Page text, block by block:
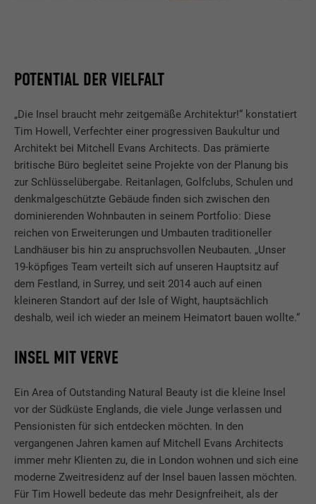
POTENTIAL DER VIELFALT
„Die Insel braucht mehr zeitgemäße Architektur!“ konstatiert
Tim Howell, Verfechter einer progressiven Baukultur und
Architekt bei Mitchell Evans Architects. Das prämierte
britische Büro begleitet seine Projekte von der Planung bis
zur Schlüsselübergabe. Reitanlagen, Golfclubs, Schulen und
denkmalgeschützte Gebäude finden sich zwischen den
dominierenden Wohnbauten in seinem Portfolio: Diese
reichen von Erweiterungen und Umbauten traditioneller
Landhäuser bis hin zu anspruchsvollen Neubauten. „Unser
19-köpfiges Team verteilt sich auf unseren Hauptsitz auf
dem Festland, in Surrey, und seit 2014 auch auf einen
kleineren Standort auf der Isle of Wight, hauptsächlich
deshalb, weil ich wieder an meinem Heimatort bauen wollte.“
INSEL MIT VERVE
Ein Area of Outstanding Natural Beauty ist die kleine Insel
vor der Südküste Englands, die viele Junge verlassen und
Pensionisten für sich entdecken möchten. In den
vergangenen Jahren kamen auf Mitchell Evans Architects
immer mehr Klienten zu, die in London wohnen und sich eine
moderne Zweitresidenz auf der Insel bauen lassen möchten.
Für Tim Howell bedeute das mehr Designfreiheit, als der